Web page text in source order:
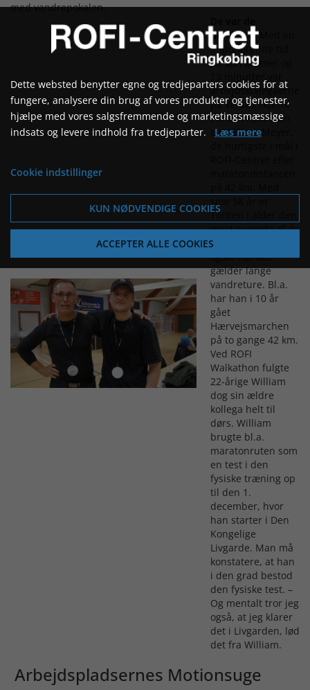
med vandrepokalen.
hurtigste . Med en
imponerende tid
på kun 6 timer og
arbejdskollegaerne
på Velux i Skjern,
Torben Pedersen
og William Meyer,
Torben i alder den
mest garvede af de
to. Det er han
også, når det
gælder lange
vandreture. Bl.a.
har han i 10 år
gået
Hærvejsmarchen
på to gange 42 km.
Ved ROFI
Walkathon fulgte
22-årige William
dog sin ældre
kollega helt til
dørs. William
brugte bl.a.
maratonruten som
en test i den
fysiske træning op
til den 1.
december, hvor
han starter i Den
Kongelige
Livgarde. Man må
konstatere, at han
i den grad bestod
den fysiske test. –
Og mentalt tror jeg
også, at jeg klarer
det i Livgarden, lød
det fra William.
Arbejdspladsernes Motionsuge
Dette websted benytter egne og tredjeparters cookies for at
fungere, analysere din brug af vores produkter og tjenester,
hjælpe med vores salgsfremmende og marketingsmæssige
indsats og levere indhold fra tredjeparter. Læs mere
Cookie indstillinger
KUN NØDVENDIGE COOKIES
ACCEPTER ALLE COOKIES